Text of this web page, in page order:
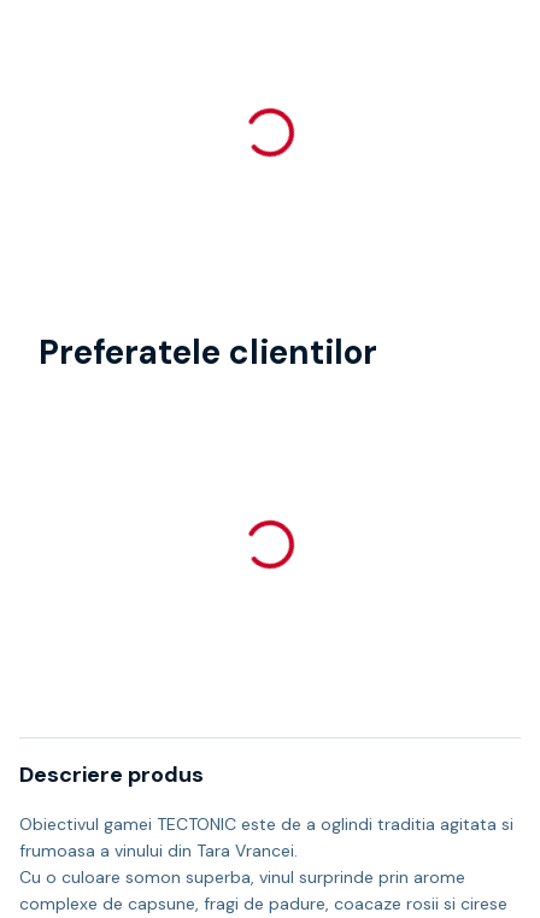
Preferatele clientilor
Descriere produs
Obiectivul gamei TECTONIC este de a oglindi traditia agitata si
frumoasa a vinului din Tara Vrancei.
Cu o culoare somon superba, vinul surprinde prin arome
complexe de capsune, fragi de padure, coacaze rosii si cirese